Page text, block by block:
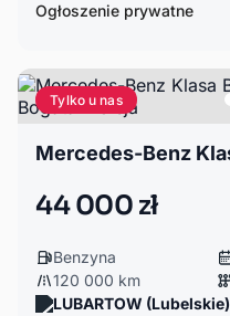
Ogłoszenie prywatne
Tylko u nas
44 000 zł
Benzyna
120 000 km
LUBARTOW (Lubelskie)